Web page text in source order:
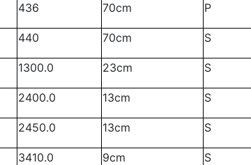
436 70cm P
440 70cm S
1300.0 23cm S
2400.0 13cm S
2450.0 13cm S
3410.0 9cm S